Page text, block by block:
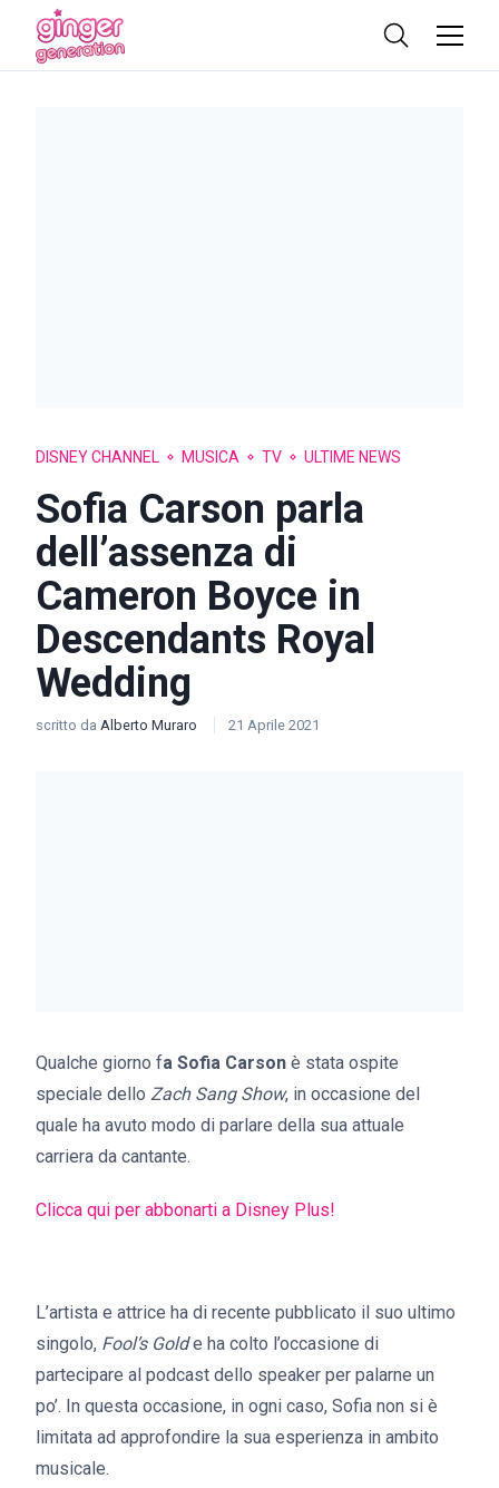
DISNEY CHANNEL MUSICA TV ULTIME NEWS
Sofia Carson parla
dell’assenza di
Cameron Boyce in
Descendants Royal
Wedding
scritto da Alberto Muraro 21 Aprile 2021
Qualche giorno fa Sofia Carson è stata ospite
speciale dello Zach Sang Show, in occasione del
quale ha avuto modo di parlare della sua attuale
carriera da cantante.
Clicca qui per abbonarti a Disney Plus!
L’artista e attrice ha di recente pubblicato il suo ultimo
singolo, Fool’s Golde ha colto l’occasione di
partecipare al podcast dello speaker per palarne un
po’. In questa occasione, in ogni caso, Sofia non si è
limitata ad approfondire la sua esperienza in ambito
musicale.